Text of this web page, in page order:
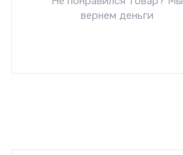
вернем деньги